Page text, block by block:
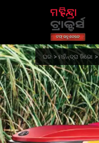
ଘର ମହିନ୍ଦ୍ରା ଜିଭୋ